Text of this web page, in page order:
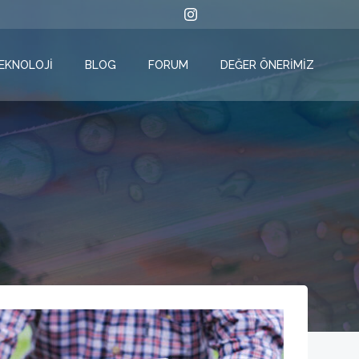
BLOG FORUM DEĞER ÖNERIMIZ